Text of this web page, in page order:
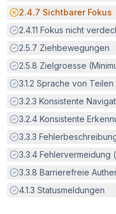
Potenzielle Barriere:
2.4.7 Sichtbarer Fokus
Erfüllt:
2.4.11 Fokus nicht
Erfüllt:
2.5.7 Ziehbewegungen
Erfüllt:
2.5.8 Zielgroesse
Erfüllt:
3.1.2 Sprache von Teilen
Erfüllt:
3.2.3 Konsistente
Erfüllt:
3.2.4 Konsistente
Erfüllt:
3.3.3
Erfüllt:
3.3.4 Fehlervermeidung
Erfüllt:
3.3.8 Barrierefreie
Erfüllt:
4.1.3 Statusmeldungen